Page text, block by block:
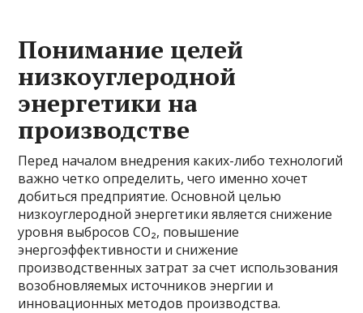
Понимание целей
низкоуглеродной
энергетики на
производстве
Перед началом внедрения каких-либо технологий
важно четко определить, чего именно хочет
добиться предприятие. Основной целью
низкоуглеродной энергетики является снижение
уровня выбросов CO₂, повышение
энергоэффективности и снижение
производственных затрат за счет использования
возобновляемых источников энергии и
инновационных методов производства.